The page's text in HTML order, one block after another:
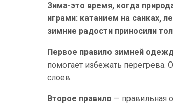
Зима-это время, когда
играми: катанием на санках,
зимние радости приносили
Первое правило зимней
помогает избежать перегрева.
слоев.
Второе правило — правильная